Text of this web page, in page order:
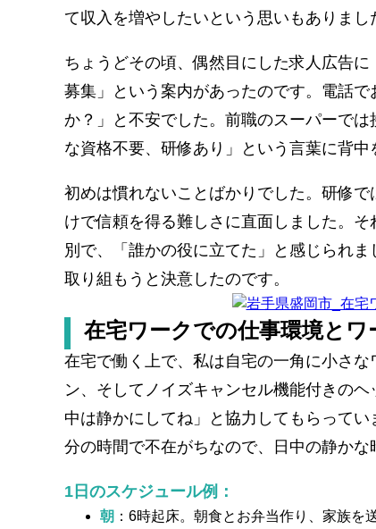
て収入を増やしたいという思いもありまし
ちょうどその頃、偶然目にした求人広告に
募集」という案内があったのです。電話
か？」と不安でした。前職のスーパーで
な資格不要、研修あり」という言葉に背
初めは慣れないことばかりでした。研修
けで信頼を得る難しさに直面しました。
別で、「誰かの役に立てた」と感じられ
取り組もうと決意したのです。
在宅ワークでの仕事環境と
在宅で働く上で、私は自宅の一角に小さ
ン、そしてノイズキャンセル機能付きの
中は静かにしてね」と協力してもらって
分の時間で不在がちなので、日中の静かな
1日のスケジュール例：
朝 ：6時起床。朝食とお弁当作り、家族を